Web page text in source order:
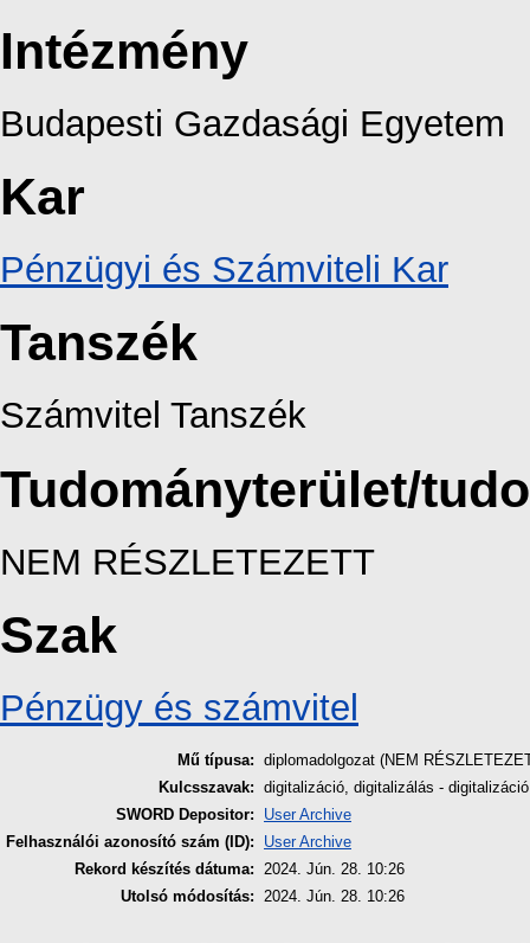
Intézmény
Budapesti Gazdasági Egyetem
Kar
Pénzügyi és Számviteli Kar
Tanszék
Számvitel Tanszék
Tudományterület/
NEM RÉSZLETEZETT
Szak
Pénzügy és számvitel
Mű típusa: diplomadolgozat (NEM
Kulcsszavak: digitalizáció, digitalizálás -
SWORD Depositor:
User Archive
Felhasználói azonosító szám (ID):
User Archive
Rekord készítés dátuma:
2024. Jún. 28. 10:26
Utolsó módosítás:
2024. Jún. 28. 10:26